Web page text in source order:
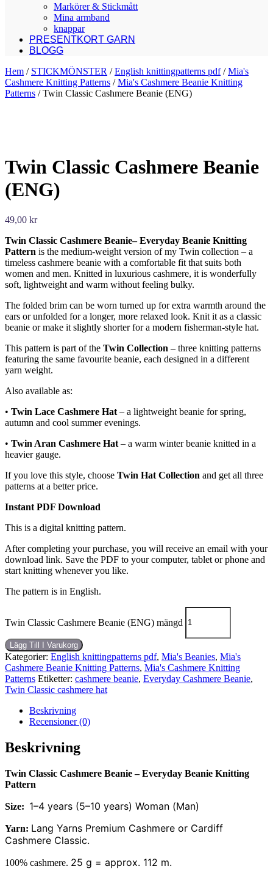
Markörer & Stickmått
Mina armband
knappar
PRESENTKORT GARN
BLOGG
Hem / STICKMÖNSTER /English knittingpatterns pdf/Mia's
Cashmere Knitting Patterns /Mia's Cashmere Beanie Knitting
Patterns / Twin Classic Cashmere Beanie (ENG)
Twin Classic Cashmere Beanie
(ENG)
49,00 kr
Twin Classic Cashmere Beanie– Everyday Beanie Knitting
Pattern is the medium-weight version of my Twin collection – a
timeless cashmere beanie with a comfortable fit that suits both
women and men. Knitted in luxurious cashmere, it is wonderfully
soft, lightweight and warm without feeling bulky.
The folded brim can be worn turned up for extra warmth around the
ears or unfolded for a longer, more relaxed look. Knit it as a classic
beanie or make it slightly shorter for a modern fisherman-style hat.
This pattern is part of the Twin Collection – three knitting patterns
featuring the same favourite beanie, each designed in a different
yarn weight.
Also available as:
• Twin Lace Cashmere Hat – a lightweight beanie for spring,
autumn and cool summer evenings.
• Twin Aran Cashmere Hat – a warm winter beanie knitted in a
heavier gauge.
If you love this style, choose Twin Hat Collection and get all three
patterns at a better price.
Instant PDF Download
This is a digital knitting pattern.
After completing your purchase, you will receive an email with your
download link. Save the PDF to your computer, tablet or phone and
start knitting whenever you like.
The pattern is in English.
Twin Classic Cashmere Beanie (ENG) mängd
Lägg Till I Varukorg
Kategorier: English knittingpatterns pdf, Mia's Beanies, Mia's
Cashmere Beanie Knitting Patterns, Mia's Cashmere Knitting
Patterns Etiketter: cashmere beanie, Everyday Cashmere Beanie,
Twin Classic cashmere hat
Beskrivning
Recensioner (0)
Beskrivning
Twin Classic Cashmere Beanie – Everyday Beanie Knitting
Pattern
Size: 1–4 years (5–10 years) Woman (Man)
Yarn: Lang Yarns Premium Cashmere or Cardiff
Cashmere Classic.
100% cashmere. 25 g = approx. 112 m.